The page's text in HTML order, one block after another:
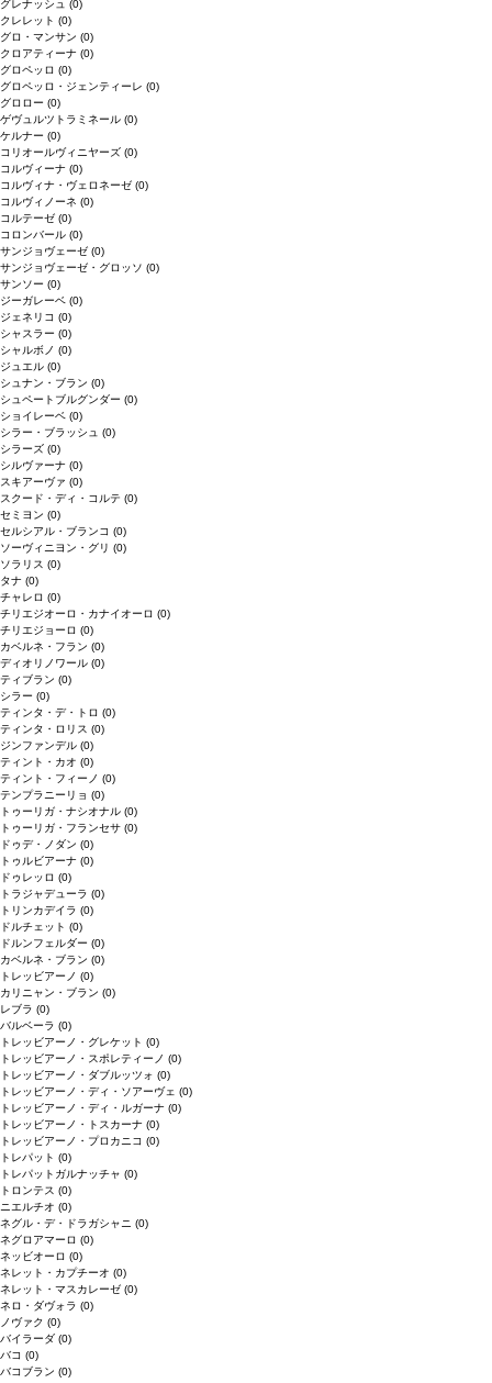
グレナッシュ (0)
クレレット (0)
グロ・マンサン (0)
クロアティーナ (0)
グロペッロ (0)
グロペッロ・ジェンティーレ (0)
グロロー (0)
ゲヴュルツトラミネール (0)
ケルナー (0)
コリオールヴィニヤーズ (0)
コルヴィーナ (0)
コルヴィナ・ヴェロネーゼ (0)
コルヴィノーネ (0)
コルテーゼ (0)
コロンバール (0)
サンジョヴェーゼ (0)
サンジョヴェーゼ・グロッソ (0)
サンソー (0)
ジーガレーベ (0)
ジェネリコ (0)
シャスラー (0)
シャルボノ (0)
ジュエル (0)
シュナン・ブラン (0)
シュペートブルグンダー (0)
ショイレーベ (0)
シラー・ブラッシュ (0)
シラーズ (0)
シルヴァーナ (0)
スキアーヴァ (0)
スクード・ディ・コルテ (0)
セミヨン (0)
セルシアル・ブランコ (0)
ソーヴィニヨン・グリ (0)
ソラリス (0)
タナ (0)
チャレロ (0)
チリエジオーロ・カナイオーロ (0)
チリエジョーロ (0)
カベルネ・フラン (0)
ディオリノワール (0)
ティブラン (0)
シラー (0)
ティンタ・デ・トロ (0)
ティンタ・ロリス (0)
ジンファンデル (0)
ティント・カオ (0)
ティント・フィーノ (0)
テンプラニーリョ (0)
トゥーリガ・ナシオナル (0)
トゥーリガ・フランセサ (0)
ドゥデ・ノダン (0)
トゥルビアーナ (0)
ドゥレッロ (0)
トラジャデューラ (0)
トリンカデイラ (0)
ドルチェット (0)
ドルンフェルダー (0)
カベルネ・ブラン (0)
トレッビアーノ (0)
カリニャン・ブラン (0)
レブラ (0)
バルベーラ (0)
トレッビアーノ・グレケット (0)
トレッビアーノ・スポレティーノ (0)
トレッビアーノ・ダブルッツォ (0)
トレッビアーノ・ディ・ソアーヴェ (0)
トレッビアーノ・ディ・ルガーナ (0)
トレッビアーノ・トスカーナ (0)
トレッビアーノ・プロカニコ (0)
トレパット (0)
トレパットガルナッチャ (0)
トロンテス (0)
ニエルチオ (0)
ネグル・デ・ドラガシャニ (0)
ネグロアマーロ (0)
ネッビオーロ (0)
ネレット・カプチーオ (0)
ネレット・マスカレーゼ (0)
ネロ・ダヴォラ (0)
ノヴァク (0)
バイラーダ (0)
バコ (0)
バコブラン (0)